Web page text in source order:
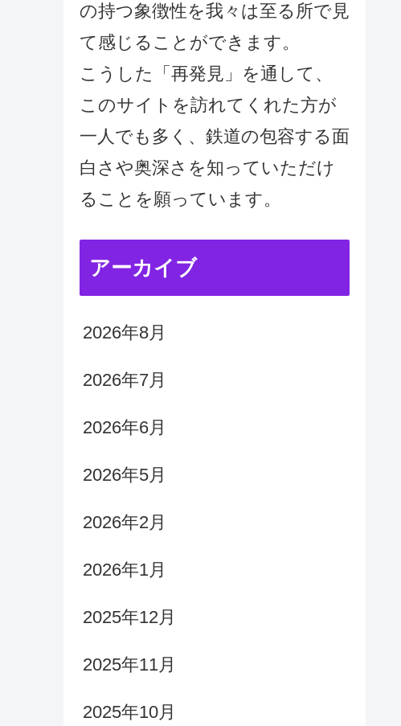
の持つ象徴性を我々は至る所で見
て感じることができます。
こうした「再発見」を通して、
このサイトを訪れてくれた方が
一人でも多く、鉄道の包容する面
白さや奥深さを知っていただけ
ることを願っています。
アーカイブ
2026年8月
2026年7月
2026年6月
2026年5月
2026年2月
2026年1月
2025年12月
2025年11月
2025年10月